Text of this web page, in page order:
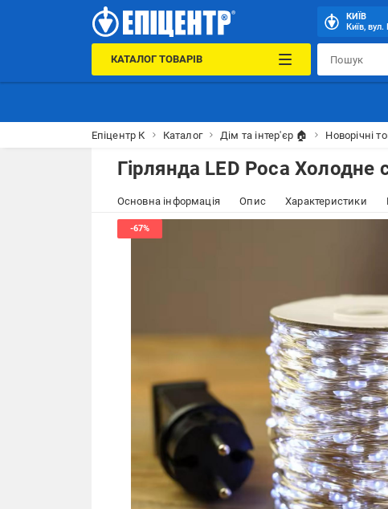
КИЇВ
Київ,
КАТАЛОГ ТОВАРІВ
Епіцентр К Каталог Дім та інтер'єр 🏠 Новорічні
Гірлянда LED Роса Холодне
Основна інформація Опис Характеристики